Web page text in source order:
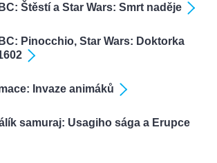
Štěstí a Star Wars: Smrt naděje
Pinocchio, Star Wars: Doktorka
Invaze animáků
samuraj: Usagiho sága a Erupce